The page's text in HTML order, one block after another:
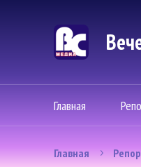
Главная
Главная